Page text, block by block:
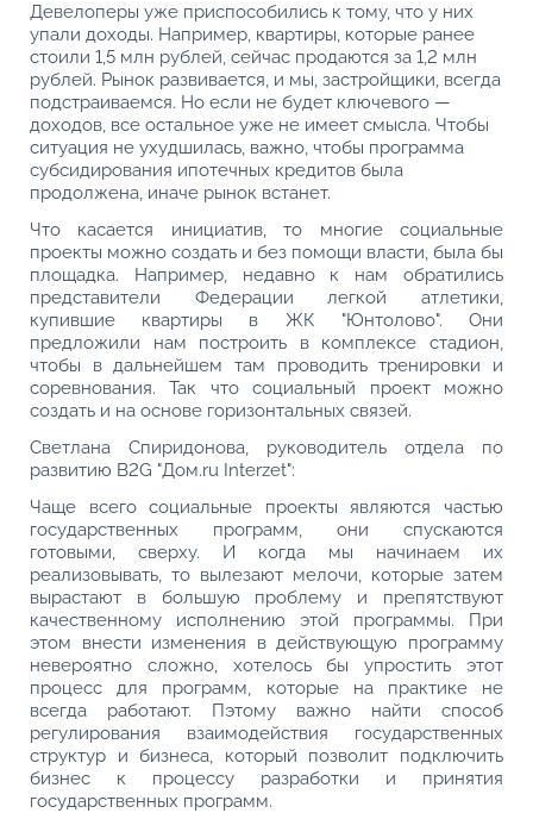
Девелоперы уже приспособились к тому, что у них
упали доходы. Например, квартиры, которые ранее
стоили 1,5 млн рублей, сейчас продаются за 1,2 млн
рублей. Рынок развивается, и мы, застройщики, всегда
подстраиваемся. Но если не будет ключевого —
доходов, все остальное уже не имеет смысла. Чтобы
ситуация не ухудшилась, важно, чтобы программа
субсидирования ипотечных кредитов была
продолжена, иначе рынок встанет.
Что касается инициатив, то многие социальные
проекты можно создать и без помощи власти, была бы
площадка. Например, недавно к нам обратились
представители Федерации легкой атлетики,
купившие квартиры в ЖК "Юнтолово". Они
предложили нам построить в комплексе стадион,
чтобы в дальнейшем там проводить тренировки и
соревнования. Так что социальный проект можно
создать и на основе горизонтальных связей.
Светлана Спиридонова, руководитель отдела по
развитию B2G "Дом.ru Interzet":
Чаще всего социальные проекты являются частью
государственных программ, они спускаются
готовыми, сверху. И когда мы начинаем их
реализовывать, то вылезают мелочи, которые затем
вырастают в большую проблему и препятствуют
качественному исполнению этой программы. При
этом внести изменения в действующую программу
невероятно сложно, хотелось бы упростить этот
процесс для программ, которые на практике не
всегда работают. Пэтому важно найти способ
регулирования взаимодействия государственных
структур и бизнеса, который позволит подключить
бизнес к процессу разработки и принятия
государственных программ.